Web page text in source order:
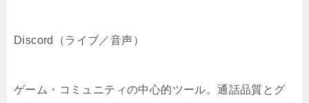
Discord（ライブ／音声）
ゲーム・コミュニティの中心的ツール。通話品質とグ